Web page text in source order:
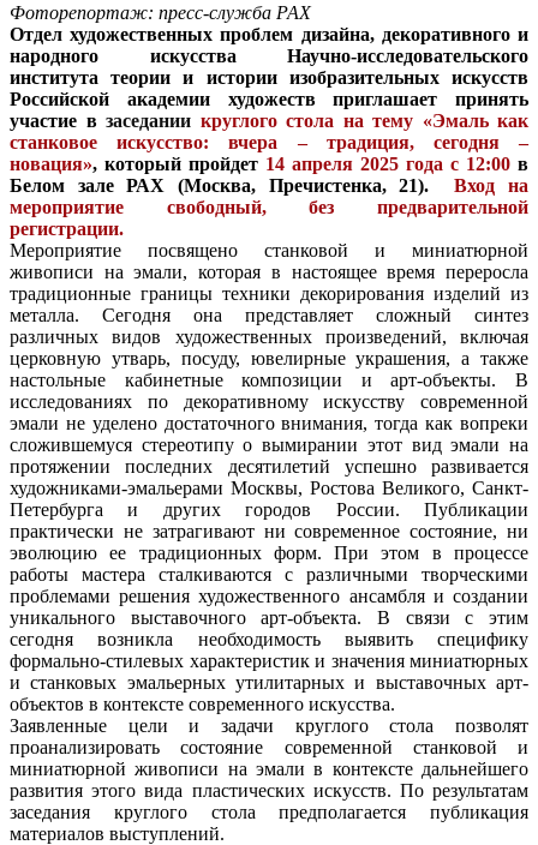
Фоторепортаж: пресс-служба РАХ
Отдел художественных проблем дизайна, декоративного и
народного искусства Научно-исследовательского
института теории и истории изобразительных искусств
Российской академии художеств приглашает принять
участие в заседании круглого стола на тему «Эмаль как
станковое искусство: вчера – традиция, сегодня –
новация», который пройдет 14 апреля 2025 года с 12:00 в
Белом зале РАХ (Москва, Пречистенка, 21).Вход на
мероприятие свободный, без предварительной
регистрации.
Мероприятие посвящено станковой и миниатюрной
живописи на эмали, которая в настоящее время переросла
традиционные границы техники декорирования изделий из
металла. Сегодня она представляет сложный синтез
различных видов художественных произведений, включая
церковную утварь, посуду, ювелирные украшения, а также
настольные кабинетные композиции и арт-объекты. В
исследованиях по декоративному искусству современной
эмали не уделено достаточного внимания, тогда как вопреки
сложившемуся стереотипу о вымирании этот вид эмали на
протяжении последних десятилетий успешно развивается
художниками-эмальерами Москвы, Ростова Великого, Санкт-
Петербурга и других городов России. Публикации
практически не затрагивают ни современное состояние, ни
эволюцию ее традиционных форм. При этом в процессе
работы мастера сталкиваются с различными творческими
проблемами решения художественного ансамбля и создании
уникального выставочного арт-объекта. В связи с этим
сегодня возникла необходимость выявить специфику
формально-стилевых характеристик и значения миниатюрных
и станковых эмальерных утилитарных и выставочных арт-
объектов в контексте современного искусства.
Заявленные цели и задачи круглого стола позволят
проанализировать состояние современной станковой и
миниатюрной живописи на эмали в контексте дальнейшего
развития этого вида пластических искусств. По результатам
заседания круглого стола предполагается публикация
материалов выступлений.